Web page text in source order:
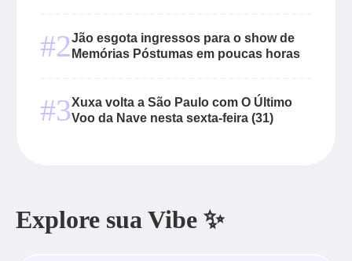
#2Jão esgota ingressos para o show de
Memórias Póstumas em poucas horas
#3Xuxa volta a São Paulo com O Último
Voo da Nave nesta sexta-feira (31)
Explore sua Vibe ✨